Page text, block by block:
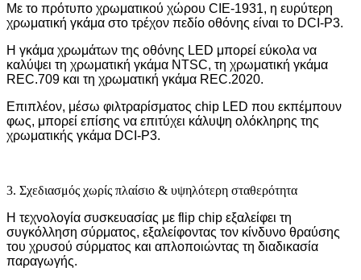
Με το πρότυπο χρωματικού χώρου CIE-1931, η ευρύτερη
χρωματική γκάμα στο τρέχον πεδίο οθόνης είναι το DCI-P3.
Η γκάμα χρωμάτων της οθόνης LED μπορεί εύκολα να
καλύψει τη χρωματική γκάμα NTSC, τη χρωματική γκάμα
REC.709 και τη χρωματική γκάμα REC.2020.
Επιπλέον, μέσω φιλτραρίσματος chip LED που εκπέμπουν
φως, μπορεί επίσης να επιτύχει κάλυψη ολόκληρης της
χρωματικής γκάμα DCI-P3.
3. Σχεδιασμός χωρίς πλαίσιο & υψηλότερη σταθερότητα
Η τεχνολογία συσκευασίας με flip chip εξαλείφει τη
συγκόλληση σύρματος, εξαλείφοντας τον κίνδυνο θραύσης
του χρυσού σύρματος και απλοποιώντας τη διαδικασία
παραγωγής.